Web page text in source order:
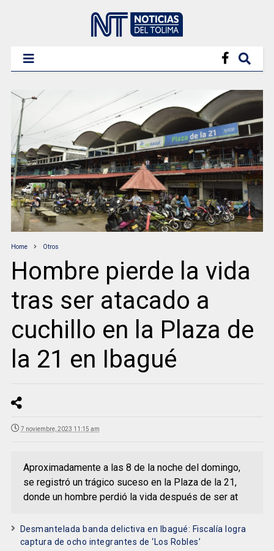
Home Otros
Hombre pierde la vida
tras ser atacado a
cuchillo en la Plaza de
la 21 en Ibagué
7 noviembre, 2023 11:15 am
Aproximadamente a las 8 de la noche del domingo,
se registró un trágico suceso en la Plaza de la 21,
donde un hombre perdió la vida después de ser at
Desmantelada banda delictiva en Ibagué: Fiscalía logra
captura de ocho integrantes de ‘Los Robles’